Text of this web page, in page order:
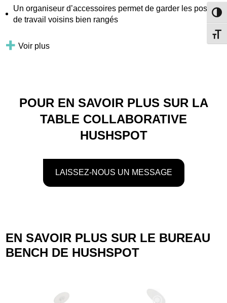
Un organiseur d’accessoires permet de garder les postes
de travail voisins bien rangés
Voir plus
POUR EN SAVOIR PLUS SUR LA
TABLE COLLABORATIVE
HUSHSPOT
LAISSEZ-NOUS UN MESSAGE
EN SAVOIR PLUS SUR LE BUREAU
BENCH DE HUSHSPOT